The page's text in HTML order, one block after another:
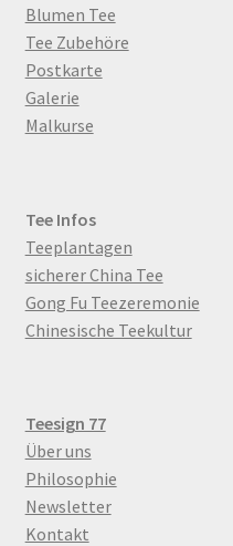
Blumen Tee
Tee Zubehöre
Postkarte
Galerie
Malkurse
Tee Infos
Teeplantagen
sicherer China Tee
Gong Fu Teezeremonie
Chinesische Teekultur
Teesign 77
Über uns
Philosophie
Newsletter
Kontakt